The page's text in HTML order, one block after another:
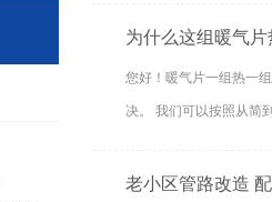
为什么这组暖气片
您好！暖气片一组热一
决。 我们可以按照从简
老小区管路改造